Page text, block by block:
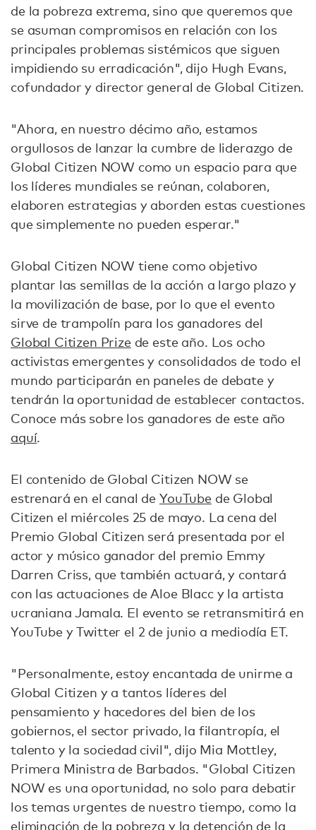
de la pobreza extrema, sino que queremos que
se asuman compromisos en relación con los
principales problemas sistémicos que siguen
impidiendo su erradicación", dijo Hugh Evans,
cofundador y director general de Global Citizen.
"Ahora, en nuestro décimo año, estamos
orgullosos de lanzar la cumbre de liderazgo de
Global Citizen NOW como un espacio para que
los líderes mundiales se reúnan, colaboren,
elaboren estrategias y aborden estas cuestiones
que simplemente no pueden esperar."
Global Citizen NOW tiene como objetivo
plantar las semillas de la acción a largo plazo y
la movilización de base, por lo que el evento
sirve de trampolín para los ganadores del
Global Citizen Prizede este año. Los ocho
activistas emergentes y consolidados de todo el
mundo participarán en paneles de debate y
tendrán la oportunidad de establecer contactos.
Conoce más sobre los ganadores de este año
aquí.
El contenido de Global Citizen NOW se
estrenará en el canal de YouTubede Global
Citizen el miércoles 25 de mayo. La cena del
Premio Global Citizen será presentada por el
actor y músico ganador del premio Emmy
Darren Criss, que también actuará, y contará
con las actuaciones de Aloe Blacc y la artista
ucraniana Jamala. El evento se retransmitirá en
YouTube y Twitter el 2 de junio a mediodía ET.
"Personalmente, estoy encantada de unirme a
Global Citizen y a tantos líderes del
pensamiento y hacedores del bien de los
gobiernos, el sector privado, la filantropía, el
talento y la sociedad civil", dijo Mia Mottley,
Primera Ministra de Barbados. "Global Citizen
NOW es una oportunidad, no solo para debatir
los temas urgentes de nuestro tiempo, como la
eliminación de la pobreza y la detención de la